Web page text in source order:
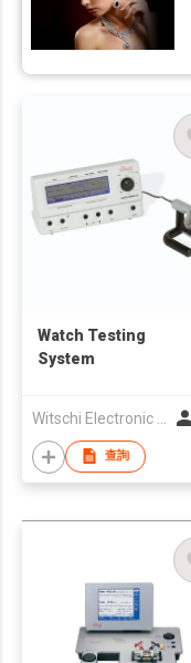
Watch Testing
System
查詢